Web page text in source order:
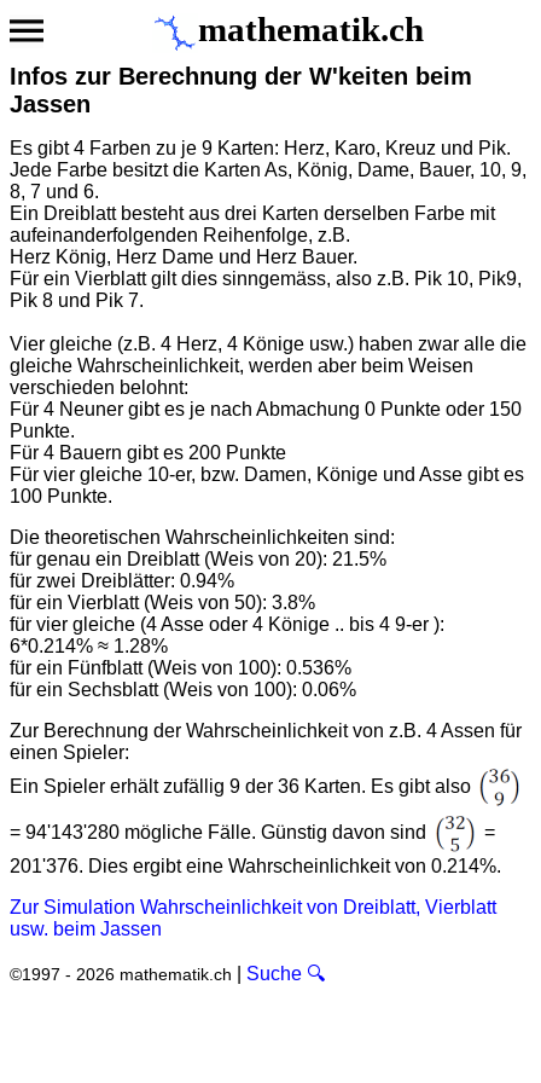
mathematik.ch
Infos zur Berechnung der W'keiten beim
Jassen
Es gibt 4 Farben zu je 9 Karten: Herz, Karo, Kreuz und Pik.
Jede Farbe besitzt die Karten As, König, Dame, Bauer, 10, 9,
8, 7 und 6.
Ein Dreiblatt besteht aus drei Karten derselben Farbe mit
aufeinanderfolgenden Reihenfolge, z.B.
Herz König, Herz Dame und Herz Bauer.
Für ein Vierblatt gilt dies sinngemäss, also z.B. Pik 10, Pik9,
Pik 8 und Pik 7.
Vier gleiche (z.B. 4 Herz, 4 Könige usw.) haben zwar alle die
gleiche Wahrscheinlichkeit, werden aber beim Weisen
verschieden belohnt:
Für 4 Neuner gibt es je nach Abmachung 0 Punkte oder 150
Punkte.
Für 4 Bauern gibt es 200 Punkte
Für vier gleiche 10-er, bzw. Damen, Könige und Asse gibt es
100 Punkte.
Die theoretischen Wahrscheinlichkeiten sind:
für genau ein Dreiblatt (Weis von 20): 21.5%
für zwei Dreiblätter: 0.94%
für ein Vierblatt (Weis von 50): 3.8%
für vier gleiche (4 Asse oder 4 Könige .. bis 4 9-er ):
6*0.214% ≈ 1.28%
für ein Fünfblatt (Weis von 100): 0.536%
für ein Sechsblatt (Weis von 100): 0.06%
Zur Berechnung der Wahrscheinlichkeit von z.B. 4 Assen für
einen Spieler:
Ein Spieler erhält zufällig 9 der 36 Karten. Es gibt also
= 94'143'280 mögliche Fälle. Günstig davon sind
=
201'376. Dies ergibt eine Wahrscheinlichkeit von 0.214%.
Zur Simulation Wahrscheinlichkeit von Dreiblatt, Vierblatt
usw. beim Jassen
©1997 - 2026 mathematik.ch Suche 🔍